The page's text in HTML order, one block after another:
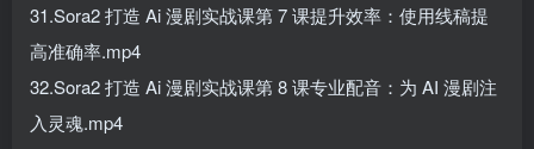
31.Sora2 打造 Ai 漫剧实战课第 7 课提升效率：使用线稿提
高准确率.mp4
32.Sora2 打造 Ai 漫剧实战课第 8 课专业配音：为 AI 漫剧注
入灵魂.mp4